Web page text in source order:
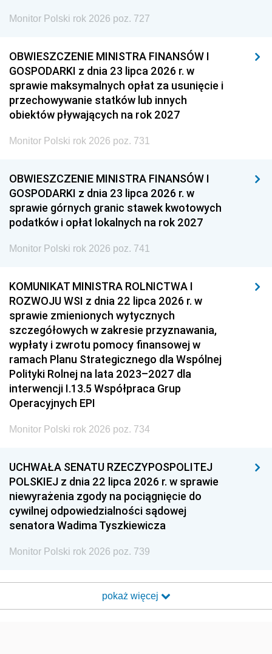
Monitor Polski rok 2026 poz. 727
OBWIESZCZENIE MINISTRA FINANSÓW I
GOSPODARKI z dnia 23 lipca 2026 r. w
sprawie maksymalnych opłat za usunięcie i
przechowywanie statków lub innych
obiektów pływających na rok 2027
Monitor Polski rok 2026 poz. 731
OBWIESZCZENIE MINISTRA FINANSÓW I
GOSPODARKI z dnia 23 lipca 2026 r. w
sprawie górnych granic stawek kwotowych
podatków i opłat lokalnych na rok 2027
Monitor Polski rok 2026 poz. 741
KOMUNIKAT MINISTRA ROLNICTWA I
ROZWOJU WSI z dnia 22 lipca 2026 r. w
sprawie zmienionych wytycznych
szczegółowych w zakresie przyznawania,
wypłaty i zwrotu pomocy finansowej w
ramach Planu Strategicznego dla Wspólnej
Polityki Rolnej na lata 2023–2027 dla
interwencji I.13.5 Współpraca Grup
Operacyjnych EPI
Monitor Polski rok 2026 poz. 734
UCHWAŁA SENATU RZECZYPOSPOLITEJ
POLSKIEJ z dnia 22 lipca 2026 r. w sprawie
niewyrażenia zgody na pociągnięcie do
cywilnej odpowiedzialności sądowej
senatora Wadima Tyszkiewicza
Monitor Polski rok 2026 poz. 739
pokaż więcej